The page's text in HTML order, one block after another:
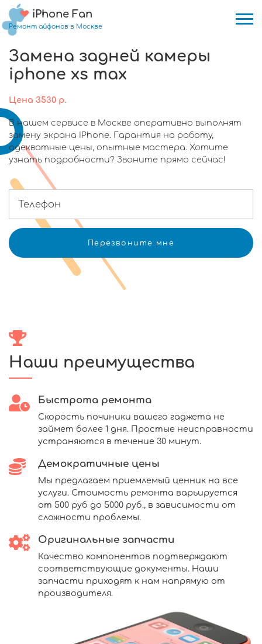
iPhone Fan
Ремонт айфонов в Москве
Замена задней камеры
iphone xs max
Цена 3530 р.
В нашем сервисе в Москве оперативно выполнят
замену экрана IPhone. Гарантия на работу,
адекватные цены, опытные мастера. Хотите
узнать подробности? Звоните прямо сейчас!
Наши преимущества
Быстрота ремонта
Скорость починики вашего гаджета не
займет более 1 дня. Простые неисправности
устраняются в течение 30 минут.
Демократичные цены
Мы предлагаем приемлемый ценник на все
услуги. Стоимость ремонта варьируется
от 500 руб до 5000 руб., в зависимости от
сложности проблемы.
Оригинальные запчасти
Качество компонентов подтверждают
соответствующие документы. Наши
запчасти приходят к нам напрямую от
производителя.